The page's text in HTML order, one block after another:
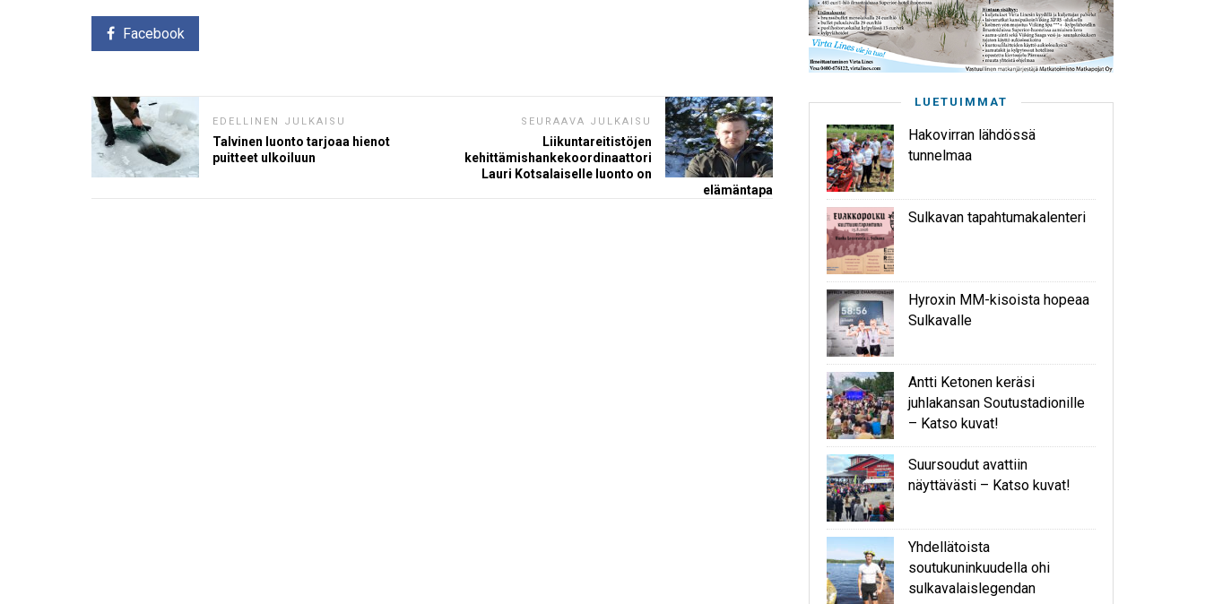
Facebook
EDELLINEN JULKAISU
Talvinen luonto tarjoaa hienot
puitteet ulkoiluun
SEURAAVA JULKAISU
Liikuntareitistöjen
kehittämishankekoordinaattori
Lauri Kotsalaiselle luonto on
elämäntapa
LUETUIMMAT
Hakovirran lähdössä
tunnelmaa
Sulkavan tapahtumakalenteri
Hyroxin MM-kisoista hopeaa
Sulkavalle
Antti Ketonen keräsi
juhlakansan Soutustadionille
– Katso kuvat!
Suursoudut avattiin
näyttävästi – Katso kuvat!
Yhdellätoista
soutukuninkuudella ohi
sulkavalaislegendan